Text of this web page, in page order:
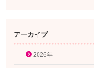
アーカイブ
2026年